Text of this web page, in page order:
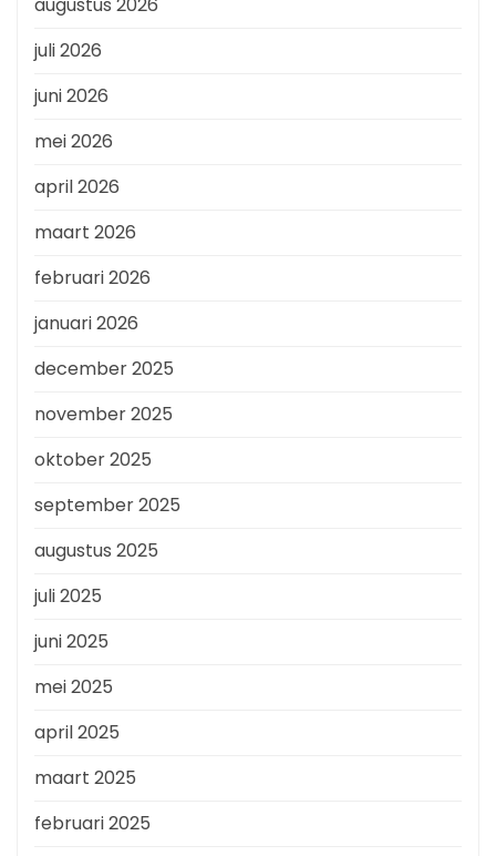
augustus 2026
juli 2026
juni 2026
mei 2026
april 2026
maart 2026
februari 2026
januari 2026
december 2025
november 2025
oktober 2025
september 2025
augustus 2025
juli 2025
juni 2025
mei 2025
april 2025
maart 2025
februari 2025